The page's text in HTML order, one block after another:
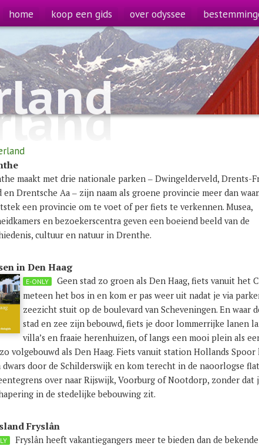
home koop een gids over odyssee
maakt met drie nationale parken ‒ Dwingelderveld, Drents-
en Drentsche Aa ‒ zijn naam als groene provincie meer dan
een provincie om te voet of per fiets te verkennen. Musea,
en bezoekerscentra geven een boeiend beeld van de
cultuur en natuur in Drenthe.
in Den Haag
E-ONLY
Geen stad zo groen als Den Haag, fiets vanuit het
meteen het bos in en kom er pas weer uit nadat je via
zeezicht stuit op de boulevard van Scheveningen. En waar
stad en zee zijn bebouwd, fiets je door lommerrijke lanen
villa’s en fraaie herenhuizen, of langs een mooi plein als
volgebouwd als Den Haag. Fiets vanuit station Hollands Spoor
dwars door de Schilderswijk en kom terecht in de naoorlogse
over naar Rijswijk, Voorburg of Nootdorp, zonder dat
in de stedelijke bebouwing zit.
Fryslân
Fryslân heeft vakantiegangers meer te bieden dan de bekende